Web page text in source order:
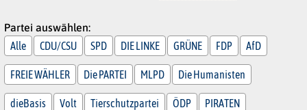
Partei auswählen:
Alle
CDU/CSU SPD DIE LINKE GRÜNE FDP AfD
FREIE WÄHLER Die PARTEI MLPD Die Humanisten
dieBasis Volt Tierschutzpartei ÖDP PIRATEN